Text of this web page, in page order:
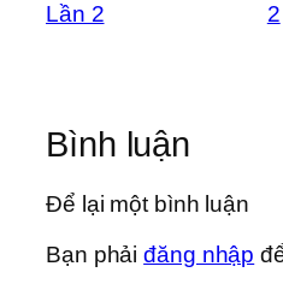
Lần 2
2
Bình luận
Để lại một bình luận
Bạn phảiđăng nhập